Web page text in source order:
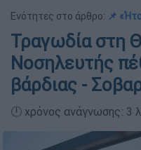
Ενότητες στο άρθρο: 📌
Τραγωδία στη
Νοσηλευτής
βάρδιας -
🕛 χρόνος ανάγνωσης: 3